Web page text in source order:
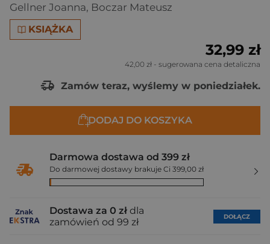
Gellner Joanna, Boczar Mateusz
KSIĄŻKA
32,99 zł
42,00 zł - sugerowana cena detaliczna
Zamów teraz, wyślemy w poniedziałek.
DODAJ DO KOSZYKA
Darmowa dostawa od 399 zł
Do darmowej dostawy brakuje Ci 399,00 zł
Dostawa za 0 zł dla
zamówień od 99 zł
DOŁĄCZ